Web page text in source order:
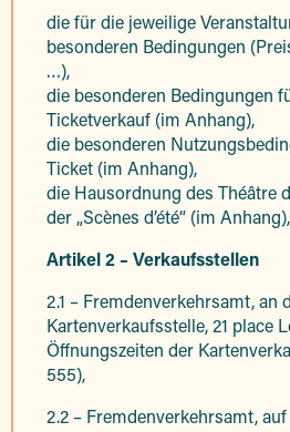
die für die jeweilige
besonderen Bedingungen
…),
die besonderen Bedingungen
Ticketverkauf (im Anhang),
die besonderen
Ticket (im Anhang),
die Hausordnung des Théâtre
der „Scènes d’été“ (im Anhang),
Artikel 2 – Verkaufsstellen
2.1 – Fremdenverkehrsamt, an
Kartenverkaufsstelle, 21 place
Öffnungszeiten der
555),
2.2 – Fremdenverkehrsamt,